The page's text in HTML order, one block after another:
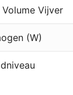
Volume Vijver
(W)